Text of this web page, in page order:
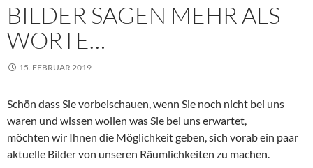
BILDER SAGEN MEHR ALS
WORTE…
15. FEBRUAR 2019
Schön dass Sie vorbeischauen, wenn Sie noch nicht bei uns
waren und wissen wollen was Sie bei uns erwartet,
möchten wir Ihnen die Möglichkeit geben, sich vorab ein paar
aktuelle Bilder von unseren Räumlichkeiten zu machen.